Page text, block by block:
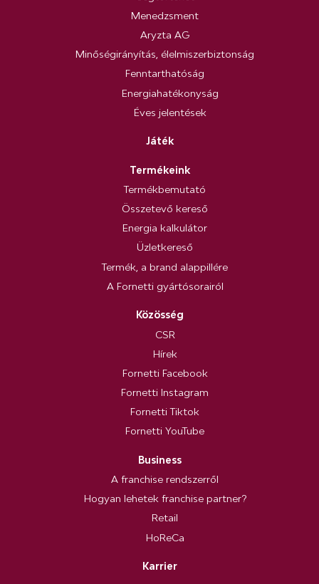
Menedzsment
Aryzta AG
Minőségirányítás, élelmiszerbiztonság
Fenntarthatóság
Energiahatékonyság
Éves jelentések
Játék
Termékeink
Termékbemutató
Összetevő kereső
Energia kalkulátor
Üzletkereső
Termék, a brand alappillére
A Fornetti gyártósorairól
Közösség
CSR
Hírek
Fornetti Facebook
Fornetti Instagram
Fornetti Tiktok
Fornetti YouTube
Business
A franchise rendszerről
Hogyan lehetek franchise partner?
Retail
HoReCa
Karrier